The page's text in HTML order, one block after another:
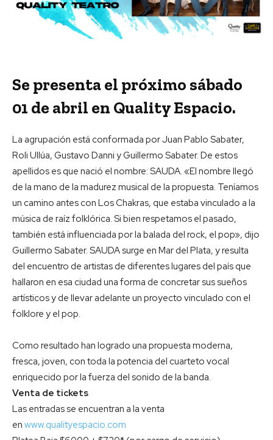
Se presenta el próximo sábado
01 de abril en Quality Espacio.
La agrupación está conformada por Juan Pablo Sabater,
Roli Ullúa, Gustavo Danni y Guillermo Sabater. De estos
apellidos es que nació el nombre: SAUDA. «El nombre llegó
de la mano de la madurez musical de la propuesta. Teníamos
un camino antes con Los Chakras, que estaba vinculado a la
música de raíz folklórica. Si bien respetamos el pasado,
también está influenciada por la balada del rock, el pop», dijo
Guillermo Sabater. SAUDA surge en Mar del Plata, y resulta
del encuentro de artistas de diferentes lugares del país que
hallaron en esa ciudad una forma de concretar sus sueños
artísticos y de llevar adelante un proyecto vinculado con el
folklore y el pop.
Como resultado han logrado una propuesta moderna,
fresca, joven, con toda la potencia del cuarteto vocal
enriquecido por la fuerza del sonido de la banda.
Venta de tickets
Las entradas se encuentran a la venta
en www.qualityespacio.com